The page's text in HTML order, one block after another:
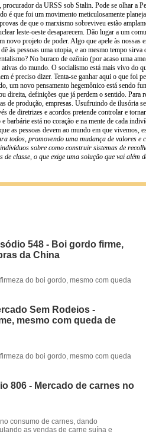
, procurador da URSS sob Stalin. Pode se olhar a
é que foi um movimento meticulosamente
de que o marxismo sobreviveu estão
leste-oeste desaparecem. Dão lugar a um
projeto de poder. Algo que apele às nossas
pessoas uma utopia, e ao mesmo tempo sirva
No buraco de ozônio (por acaso uma
do mundo. O socialismo está mais vivo do
é preciso dizer. Tenta-se ganhar aqui o que foi
novo pensamento hegemônico está sendo
definições que já perdem o sentido. Para
de produção, empresas. Usufruindo de ilusória
diretrizes e acordos pretende controlar e
está no coração e na mente de cada
as pessoas devem ao mundo em que vivemos,
promovendo uma mudança de valores e
sobre como construir sistemas de
classe, o que exige uma solução que vai
548 - Boi gordo firme,
da China
do boi gordo, mesmo com queda
Sem Rodeios -
mesmo com queda de
do boi gordo, mesmo com queda
806 - Mercado de carnes no
consumo de carnes, dando
as vendas de carne suína e